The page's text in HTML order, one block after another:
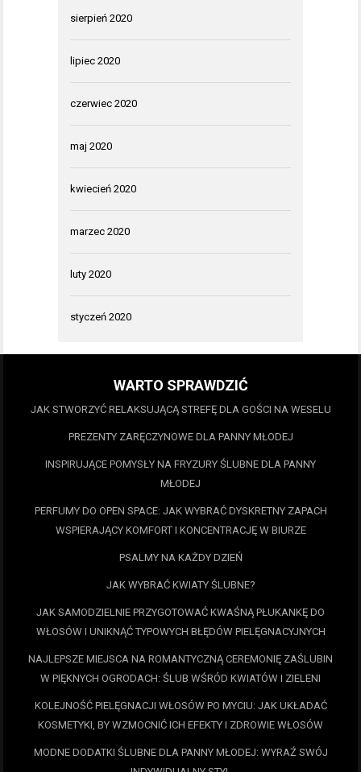
sierpień 2020
lipiec 2020
czerwiec 2020
maj 2020
kwiecień 2020
marzec 2020
luty 2020
styczeń 2020
WARTO SPRAWDZIĆ
JAK STWORZYĆ RELAKSUJĄCĄ STREFĘ DLA GOŚCI NA WESELU
PREZENTY ZARĘCZYNOWE DLA PANNY MŁODEJ
INSPIRUJĄCE POMYSŁY NA FRYZURY ŚLUBNE DLA PANNY
MŁODEJ
PERFUMY DO OPEN SPACE: JAK WYBRAĆ DYSKRETNY ZAPACH
WSPIERAJĄCY KOMFORT I KONCENTRACJĘ W BIURZE
PSALMY NA KAŻDY DZIEŃ
JAK WYBRAĆ KWIATY ŚLUBNE?
JAK SAMODZIELNIE PRZYGOTOWAĆ KWAŚNĄ PŁUKANKĘ DO
WŁOSÓW I UNIKNĄĆ TYPOWYCH BŁĘDÓW PIELĘGNACYJNYCH
NAJLEPSZE MIEJSCA NA ROMANTYCZNĄ CEREMONIĘ ZAŚLUBIN
W PIĘKNYCH OGRODACH: ŚLUB WŚRÓD KWIATÓW I ZIELENI
KOLEJNOŚĆ PIELĘGNACJI WŁOSÓW PO MYCIU: JAK UKŁADAĆ
KOSMETYKI, BY WZMOCNIĆ ICH EFEKTY I ZDROWIE WŁOSÓW
MODNE DODATKI ŚLUBNE DLA PANNY MŁODEJ: WYRAŹ SWÓJ